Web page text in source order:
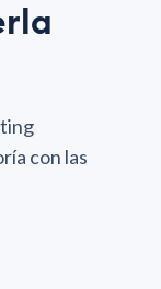
con las